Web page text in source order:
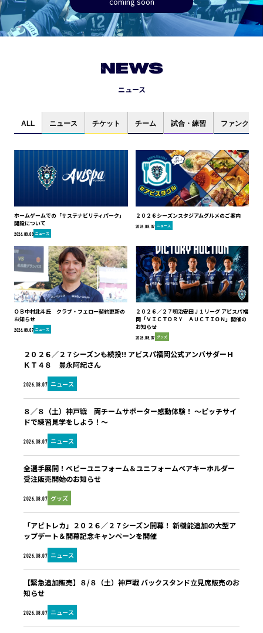
NEWS
ニュース
ALL ニュース チケット チーム 試合・練習 ファンクラブ
ホームゲームでの「サステナビリティパーク」
開設について
2026.08.08 ニュース
２０２６シーズンスタジアムグルメのご案内
2026.08.07 ニュース
ＯＢ中村北斗氏 クラブ・フェロー契約更新の
お知らせ
2026.08.07 ニュース
２０２６／２７明治安田Ｊ１リーグ アビスパ福
岡「ＶＩＣＴＯＲＹ ＡＵＣＴＩＯＮ」開催の
お知らせ
2026.08.07 グッズ
2026.08.07 ニュース
２０２６／２７シーズンも続投!! アビスパ福岡公式アンバサダーＨ
ＫＴ４８ 豊永阿紀さん
2026.08.07 ニュース
８／８（土）神戸戦 両チームサポーター感動体験！ ～ピッチサイ
ドで練習見学をしよう！～
2026.08.07 グッズ
全選手展開！ベビーユニフォーム＆ユニフォームベアキーホルダー
受注販売開始のお知らせ
2026.08.07 ニュース
「アビトレカ」２０２６／２７シーズン開幕！ 新機能追加の大型ア
ップデート＆開幕記念キャンペーンを開催
2026.08.07 ニュース
【緊急追加販売】８/８（土）神戸戦 バックスタンド立見席販売のお
知らせ